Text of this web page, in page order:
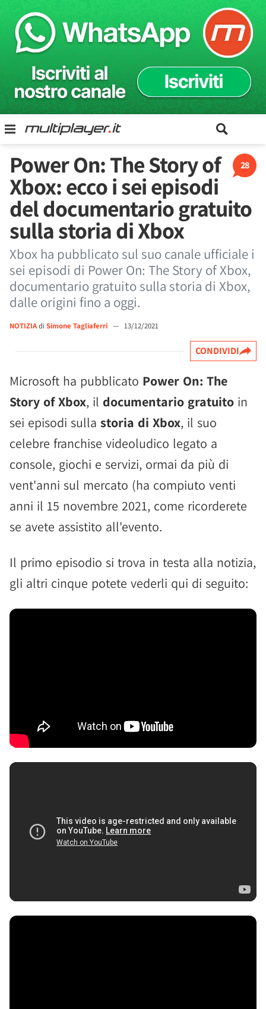
28
Power On: The Story of
Xbox: ecco i sei episodi
del documentario gratuito
sulla storia di Xbox
Xbox ha pubblicato sul suo canale ufficiale i
sei episodi di Power On: The Story of Xbox,
documentario gratuito sulla storia di Xbox,
dalle origini fino a oggi.
NOTIZIAdi Simone Tagliaferri — 13/12/2021
CONDIVIDI
Microsoft ha pubblicato Power On: The
Story of Xbox, il documentario gratuito in
sei episodi sulla storia di Xbox, il suo
celebre franchise videoludico legato a
console, giochi e servizi, ormai da più di
vent'anni sul mercato (ha compiuto venti
anni il 15 novembre 2021, come ricorderete
se avete assistito all'evento.
Il primo episodio si trova in testa alla notizia,
gli altri cinque potete vederli qui di seguito: